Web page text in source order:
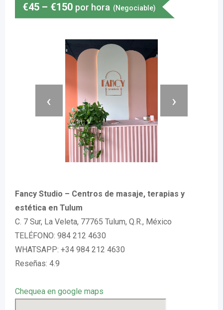
€45 – €150 por hora (Negociable)
‹ ›
Fancy Studio – Centros de masaje, terapias y
estética en Tulum
C. 7 Sur, La Veleta, 77765 Tulum, Q.R., México
TELÉFONO: 984 212 4630
WHATSAPP: +34 984 212 4630
Reseñas: 4.9
Chequea en google maps